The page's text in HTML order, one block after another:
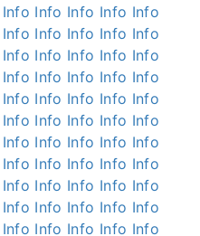
Info Info Info Info Info
Info Info Info Info Info
Info Info Info Info Info
Info Info Info Info Info
Info Info Info Info Info
Info Info Info Info Info
Info Info Info Info Info
Info Info Info Info Info
Info Info Info Info Info
Info Info Info Info Info
Info Info Info Info Info